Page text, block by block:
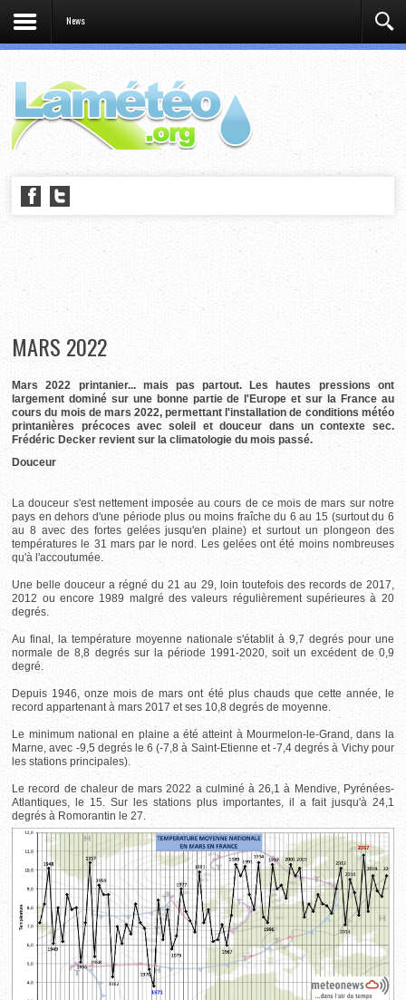
News
MARS 2022
Mars 2022 printanier... mais pas partout. Les hautes pressions ont
largement dominé sur une bonne partie de l'Europe et sur la France au
cours du mois de mars 2022, permettant l'installation de conditions météo
printanières précoces avec soleil et douceur dans un contexte sec.
Frédéric Decker revient sur la climatologie du mois passé.
Douceur
La douceur s'est nettement imposée au cours de ce mois de mars sur notre
pays en dehors d'une période plus ou moins fraîche du 6 au 15 (surtout du 6
au 8 avec des fortes gelées jusqu'en plaine) et surtout un plongeon des
températures le 31 mars par le nord. Les gelées ont été moins nombreuses
qu'à l'accoutumée.
Une belle douceur a régné du 21 au 29, loin toutefois des records de 2017,
2012 ou encore 1989 malgré des valeurs régulièrement supérieures à 20
degrés.
Au final, la température moyenne nationale s'établit à 9,7 degrés pour une
normale de 8,8 degrés sur la période 1991-2020, soit un excédent de 0,9
degré.
Depuis 1946, onze mois de mars ont été plus chauds que cette année, le
record appartenant à mars 2017 et ses 10,8 degrés de moyenne.
Le minimum national en plaine a été atteint à Mourmelon-le-Grand, dans la
Marne, avec -9,5 degrés le 6 (-7,8 à Saint-Etienne et -7,4 degrés à Vichy pour
les stations principales).
Le record de chaleur de mars 2022 a culminé à 26,1 à Mendive, Pyrénées-
Atlantiques, le 15. Sur les stations plus importantes, il a fait jusqu'à 24,1
degrés à Romorantin le 27.